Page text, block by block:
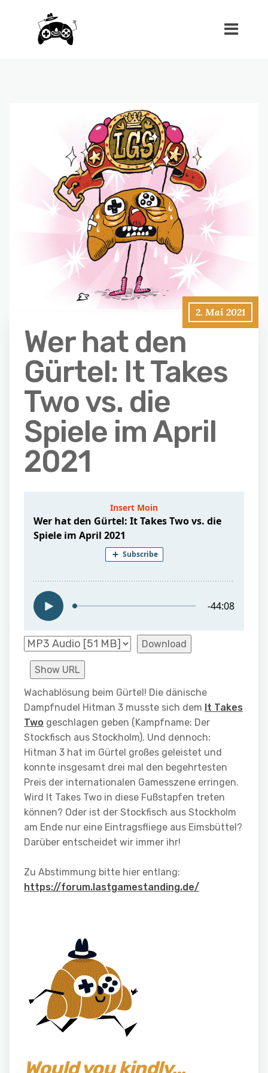
2. Mai 2021
Wer hat den
Gürtel: It Takes
Two vs. die
Spiele im April
2021
Download
Show URL
Wachablösung beim Gürtel! Die dänische
Dampfnudel Hitman 3 musste sich dem It Takes
Two geschlagen geben (Kampfname: Der
Stockfisch aus Stockholm). Und dennoch:
Hitman 3 hat im Gürtel großes geleistet und
konnte insgesamt drei mal den begehrtesten
Preis der internationalen Gamesszene erringen.
Wird
It Takes Two in diese Fußstapfen treten
können? Oder ist der Stockfisch aus Stockholm
am Ende nur eine Eintragsfliege aus Eimsbüttel?
Darüber entscheidet wir immer ihr!
Zu Abstimmung bitte hier entlang:
https://forum.lastgamestanding.de/